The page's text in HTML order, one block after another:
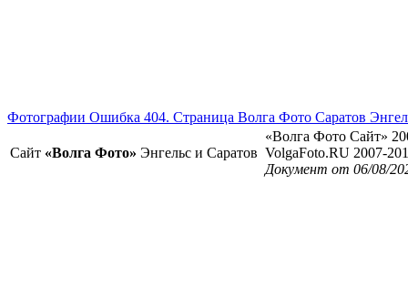
Фотографии Ошибка 404. Страница Волга Фото Саратов
Сайт «Волга Фото» Энгельс и Саратов
«Волга Фото Сайт»
VolgaFoto.RU 2007-
Документ от 06/08/